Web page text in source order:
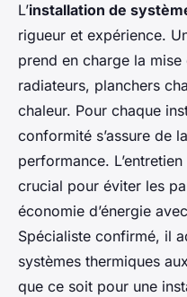
L’installation de
rigueur et expérience.
prend en charge la
radiateurs, planchers
chaleur. Pour chaque
conformité s’assure de
performance.
crucial pour éviter les
économie d’énergie
Spécialiste confirmé, il
systèmes thermiques
que ce soit pour une